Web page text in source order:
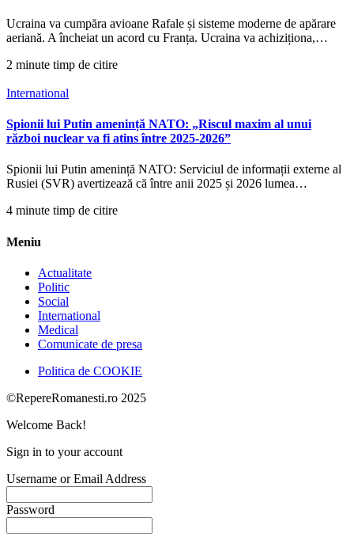
Ucraina va cumpăra avioane Rafale și sisteme moderne de apărare
aeriană. A încheiat un acord cu Franța. Ucraina va achiziționa,…
2 minute timp de citire
International
Spionii lui Putin amenință NATO: „Riscul maxim al unui
război nuclear va fi atins între 2025-2026”
Spionii lui Putin amenință NATO: Serviciul de informații externe al
Rusiei (SVR) avertizează că între anii 2025 și 2026 lumea…
4 minute timp de citire
Meniu
Actualitate
Politic
Social
International
Medical
Comunicate de presa
Politica de COOKIE
©RepereRomanesti.ro 2025
Welcome Back!
Sign in to your account
Username or Email Address
Password